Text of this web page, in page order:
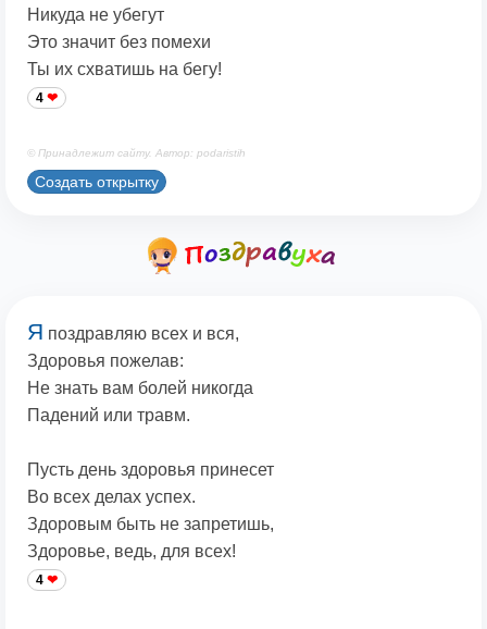
Никуда не убегут
Это значит без помехи
Ты их схватишь на бегу!
4
© Принадлежит сайту. Автор: podaristih
Создать открытку
Я поздравляю всех и вся,
Здоровья пожелав:
Не знать вам болей никогда
Падений или травм.
Пусть день здоровья принесет
Во всех делах успех.
Здоровым быть не запретишь,
Здоровье, ведь, для всех!
4